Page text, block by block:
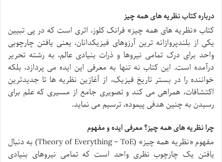
درباره کتاب نظریه های همه چیز
کتاب «نظریه های همه چیز» فرانک کلوز، اثری است که در پی تبیین
یکی از بلندپروازانه ترین آرزوهای فیزیکدانان، یعنی یافتن چارچوبی
واحد برای درک تمامی نیروها و ذرات بنیادی عالم، به رشته تحریر
درآمده است. این کتاب نه تنها به معرفی این ایده می پردازد، بلکه
خواننده را در بستر تاریخ فیزیک، از آغازین نظریه ها تا جدیدترین
اکتشافات، همراهی می کند و تصویری جامع از مسیری که علم برای
رسیدن به چنین هدفی پیموده، ترسیم می نماید.
چرا نظریه های همه چیز؟ معرفی ایده و مفهوم
مفهوم «نظریه همه چیز» (Theory of Everything – ToE) به دنبال
یافتن یک چارچوب نظری واحد است که تمامی نیروهای بنیادی